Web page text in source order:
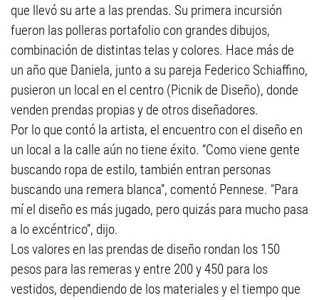
que llevó su arte a las prendas. Su primera incursión
fueron las polleras portafolio con grandes dibujos,
combinación de distintas telas y colores. Hace más de
un año que Daniela, junto a su pareja Federico Schiaffino,
pusieron un local en el centro (Picnik de Diseño), donde
venden prendas propias y de otros diseñadores.
Por lo que contó la artista, el encuentro con el diseño en
un local a la calle aún no tiene éxito. “Como viene gente
buscando ropa de estilo, también entran personas
buscando una remera blanca”, comentó Pennese. "Para
mí el diseño es más jugado, pero quizás para mucho pasa
a lo excéntrico”, dijo.
Los valores en las prendas de diseño rondan los 150
pesos para las remeras y entre 200 y 450 para los
vestidos, dependiendo de los materiales y el tiempo que